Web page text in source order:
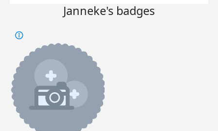
Janneke's badges